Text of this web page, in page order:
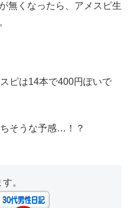
無くなったら、アメスピ生
ピは14本で400円ぽいで
そうな予感…！？
。